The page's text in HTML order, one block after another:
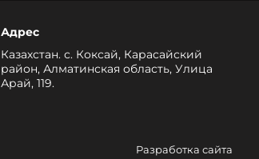
Адрес
Казахстан. с. Коксай, Карасайский
район, Алматинская область, Улица
Арай, 119.
Разработка сайта